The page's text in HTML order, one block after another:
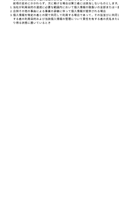
前項の定めにかかわらず，次に掲げる場合は第三者には該当しないものとします。
当社が利用目的の達成に必要な範囲内において個人情報の取扱いの全部または一
合併その他の事由による事業の承継に伴って個人情報が提供される場合
個人情報を特定の者との間で共同して利用する場合であって，その旨並びに共
する者の利用目的および当該個人情報の管理について責任を有する者の氏名ま
り得る状態に置いているとき